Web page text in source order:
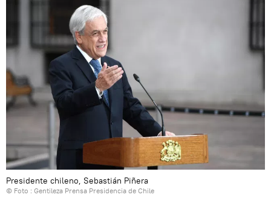
Presidente chileno, Sebastián Piñera
© Foto : Gentileza Prensa Presidencia de Chile